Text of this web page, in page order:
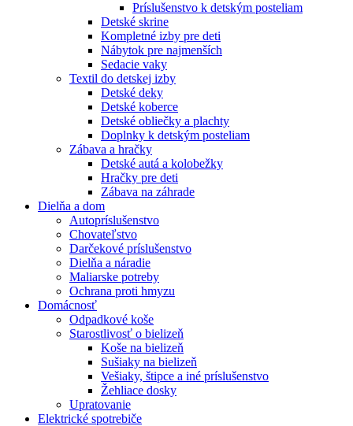
Príslušenstvo k detským posteliam
Detské skrine
Kompletné izby pre deti
Nábytok pre najmenších
Sedacie vaky
Textil do detskej izby
Detské deky
Detské koberce
Detské obliečky a plachty
Doplnky k detským posteliam
Zábava a hračky
Detské autá a kolobežky
Hračky pre deti
Zábava na záhrade
Dielňa a dom
Autopríslušenstvo
Chovateľstvo
Darčekové príslušenstvo
Dielňa a náradie
Maliarske potreby
Ochrana proti hmyzu
Domácnosť
Odpadkové koše
Starostlivosť o bielizeň
Koše na bielizeň
Sušiaky na bielizeň
Vešiaky, štipce a iné príslušenstvo
Žehliace dosky
Upratovanie
Elektrické spotrebiče